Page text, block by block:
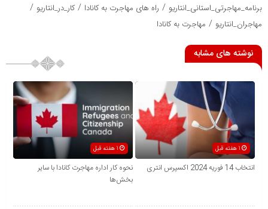
برنامه_مهاجرتی_استانی_انتاریو / راه های مهاجرت به کانادا /کار_در_انتاریو /
مهاجران_انتاریو / مهاجرت به کانادا
نوشته های مشابه
1 هفته قبل
انتخاب 14 فوریه 2024 اکسپرس انتری
نحوه کار اداره مهاجرت کانادا با سایر
بخش‌ها